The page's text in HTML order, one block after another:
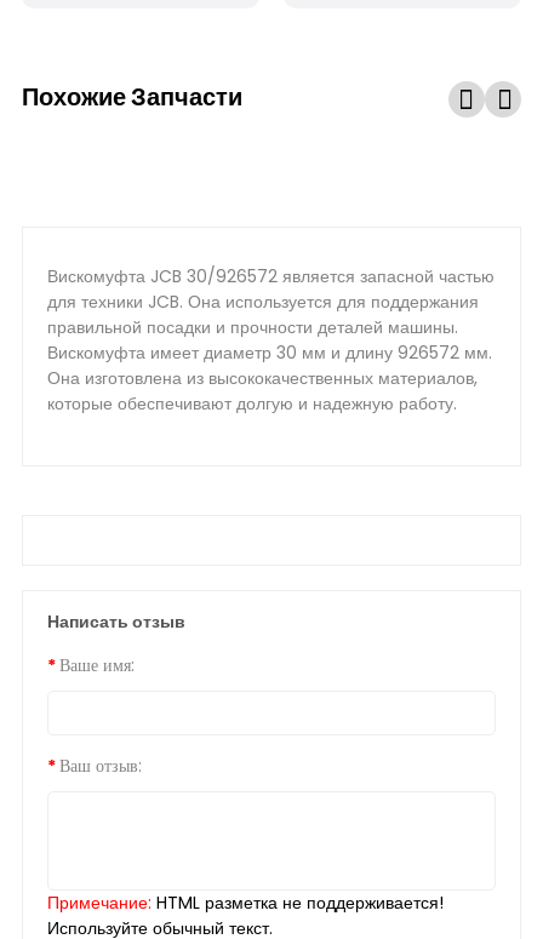
Похожие Запчасти
Вискомуфта JCB 30/926572 является запасной частью
для техники JCB. Она используется для поддержания
правильной посадки и прочности деталей машины.
Вискомуфта имеет диаметр 30 мм и длину 926572 мм.
Она изготовлена из высококачественных материалов,
которые обеспечивают долгую и надежную работу.
Написать отзыв
Ваше имя:
Ваш отзыв:
Примечание: HTML разметка не поддерживается!
Используйте обычный текст.